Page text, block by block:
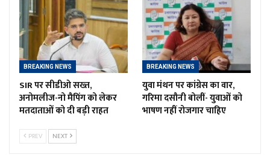
BREAKING NEWS
SIR पर सीडीओ सख्त,
अनोमलीज-नो मैपिंग को लेकर
मतदाताओं को दी बड़ी राहत
BREAKING NEWS
युवा मंथन पर कांग्रेस का वार,
गरिमा दसौनी बोलीं- युवाओं को
भाषण नहीं रोजगार चाहिए
PREV NEXT